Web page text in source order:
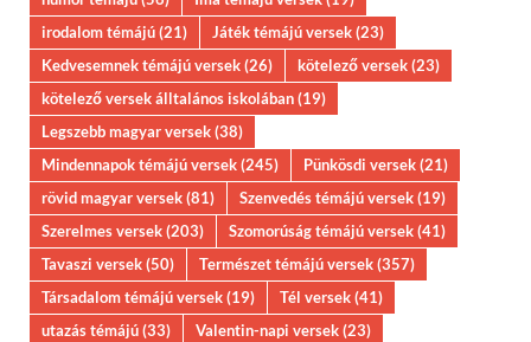
irodalom témájú(21) Játék témájú versek(23)
Kedvesemnek témájú versek(26) kötelező versek(23)
kötelező versek álltalános iskolában(19)
Legszebb magyar versek(38)
Mindennapok témájú versek(245) Pünkösdi versek(21)
rövid magyar versek(81) Szenvedés témájú versek(19)
Szerelmes versek(203) Szomorúság témájú versek(41)
Tavaszi versek(50) Természet témájú versek(357)
Társadalom témájú versek(19) Tél versek(41)
utazás témájú(33) Valentin-napi versek(23)